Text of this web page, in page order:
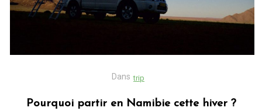
Dans trip
Pourquoi partir en Namibie cette hiver ?